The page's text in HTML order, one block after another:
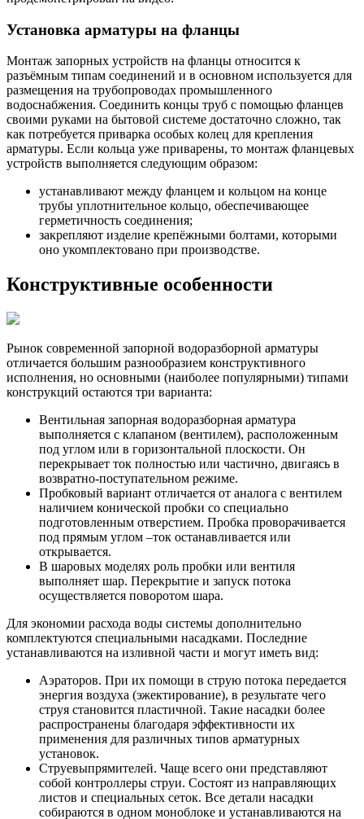
Установка арматуры на фланцы
Монтаж запорных устройств на фланцы относится к
разъёмным типам соединений и в основном используется для
размещения на трубопроводах промышленного
водоснабжения. Соединить концы труб с помощью фланцев
своими руками на бытовой системе достаточно сложно, так
как потребуется приварка особых колец для крепления
арматуры. Если кольца уже приварены, то монтаж фланцевых
устройств выполняется следующим образом:
устанавливают между фланцем и кольцом на конце
трубы уплотнительное кольцо, обеспечивающее
герметичность соединения;
закрепляют изделие крепёжными болтами, которыми
оно укомплектовано при производстве.
Конструктивные особенности
Рынок современной запорной водоразборной арматуры
отличается большим разнообразием конструктивного
исполнения, но основными (наиболее популярными) типами
конструкций остаются три варианта:
Вентильная запорная водоразборная арматура
выполняется с клапаном (вентилем), расположенным
под углом или в горизонтальной плоскости. Он
перекрывает ток полностью или частично, двигаясь в
возвратно-поступательном режиме.
Пробковый вариант отличается от аналога с вентилем
наличием конической пробки со специально
подготовленным отверстием. Пробка проворачивается
под прямым углом –ток останавливается или
открывается.
В шаровых моделях роль пробки или вентиля
выполняет шар. Перекрытие и запуск потока
осуществляется поворотом шара.
Для экономии расхода воды системы дополнительно
комплектуются специальными насадками. Последние
устанавливаются на изливной части и могут иметь вид:
Аэраторов. При их помощи в струю потока передается
энергия воздуха (эжектирование), в результате чего
струя становится пластичной. Такие насадки более
распространены благодаря эффективности их
применения для различных типов арматурных
установок.
Струевыпрямителей. Чаще всего они представляют
собой контроллеры струи. Состоят из направляющих
листов и специальных сеток. Все детали насадки
собираются в одном моноблоке и устанавливаются на